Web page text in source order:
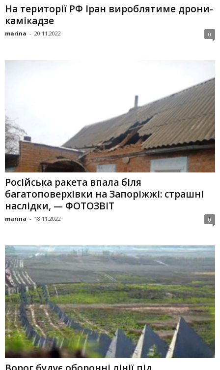
На території РФ Іран вироблятиме дрони-
камікадзе
marina - 20.11.2022 0
Російська ракета впала біля
багатоповерхівки на Запоріжжі: страшні
наслідки, — ФОТОЗВІТ
marina - 18.11.2022 0